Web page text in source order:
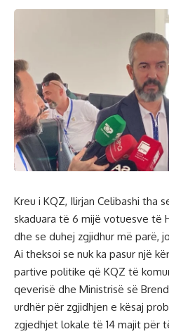
Kreu i KQZ, Ilirjan Celibashi tha
skaduara të 6 mijë votuesve të
dhe se duhej zgjidhur më parë,
Ai theksoi se nuk ka pasur një
partive politike që KQZ të
qeverisë dhe Ministrisë së
urdhër për zgjidhjen e kësaj
zgjedhjet lokale të 14 majit për